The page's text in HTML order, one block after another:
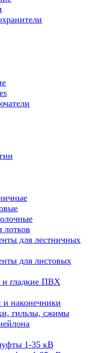
лотков
для лестничных
для листовых
и гладкие ПВХ
и наконечники
гильзы, сжимы
1-35 кВ